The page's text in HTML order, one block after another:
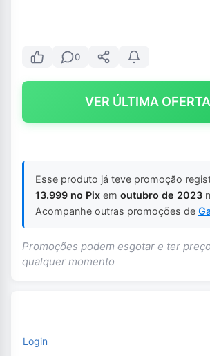
0
VER ÚLTIMA OFERTA
Esse produto já teve promoção
13.999 no Pix em outubro de 2023
Acompanhe outras promoções de
Promoções podem esgotar e ter
qualquer momento
Login